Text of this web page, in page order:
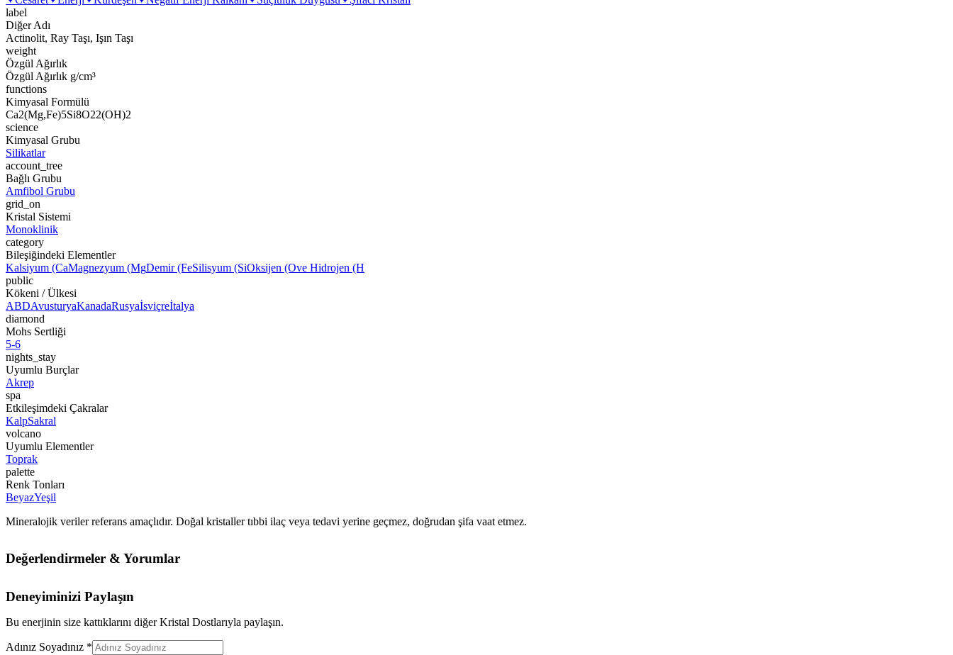
label
Diğer Adı
Actinolit, Ray Taşı, Işın Taşı
weight
Özgül Ağırlık
Özgül Ağırlık g/cm³
functions
Kimyasal Formülü
Ca2(Mg,Fe)5Si8O22(OH)2
science
Kimyasal Grubu
Silikatlar
account_tree
Bağlı Grubu
Amfibol Grubu
grid_on
Kristal Sistemi
Monoklinik
category
Bileşiğindeki Elementler
Kalsiyum (CaMagnezyum (MgDemir (FeSilisyum (SiOksijen (Ove Hidrojen (H
public
Kökeni / Ülkesi
ABDAvusturyaKanadaRusyaİsviçreİtalya
diamond
Mohs Sertliği
5-6
nights_stay
Uyumlu Burçlar
Akrep
spa
Etkileşimdeki Çakralar
KalpSakral
volcano
Uyumlu Elementler
Toprak
palette
Renk Tonları
BeyazYeşil
Mineralojik veriler referans amaçlıdır. Doğal kristaller tıbbi ilaç veya tedavi yerine geçmez, doğrudan şifa vaat etmez.
Değerlendirmeler & Yorumlar
Deneyiminizi Paylaşın
Bu enerjinin size kattıklarını diğer Kristal Dostlarıyla paylaşın.
Adınız Soyadınız *